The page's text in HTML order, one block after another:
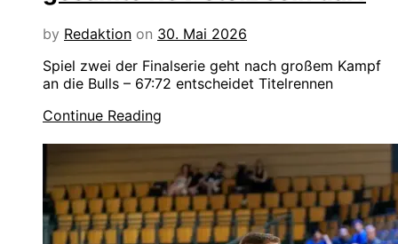
by Redaktion on 30. Mai 2026
Spiel zwei der Finalserie geht nach großem Kampf
an die Bulls – 67:72 entscheidet Titelrennen
Continue Reading